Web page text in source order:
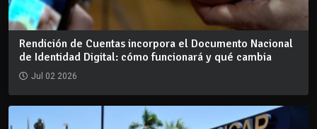
Rendición de Cuentas incorpora el Documento Nacional
de Identidad Digital: cómo funcionará y qué cambia
Jul 02 2026